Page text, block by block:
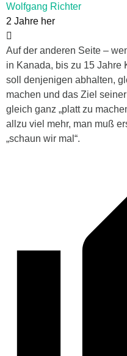
Wolfgang Richter
2 Jahre her
Auf der anderen Seite –
in Kanada, bis zu 15 Jahre
soll denjenigen abhalten,
machen und das Ziel
gleich ganz „platt zu
allzu viel mehr, man muß
„schaun wir mal“.